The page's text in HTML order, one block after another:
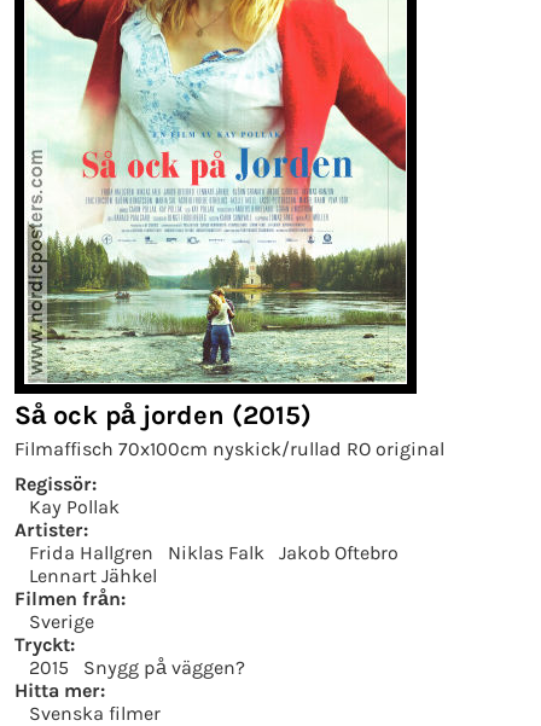
Så ock på jorden (2015)
Filmaffisch 70x100cm nyskick/rullad RO original
Regissör:
Kay Pollak
Artister:
Frida Hallgren
Niklas Falk
Jakob Oftebro
Lennart Jähkel
Filmen från:
Sverige
Tryckt:
2015
Snygg på väggen?
Hitta mer:
Svenska filmer